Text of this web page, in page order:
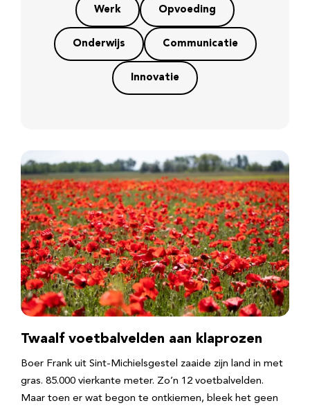
Werk Opvoeding
Onderwijs Communicatie
Innovatie
Twaalf voetbalvelden aan klaprozen
Boer Frank uit Sint-Michielsgestel zaaide zijn land in met
gras. 85.000 vierkante meter. Zo’n 12 voetbalvelden.
Maar toen er wat begon te ontkiemen, bleek het geen